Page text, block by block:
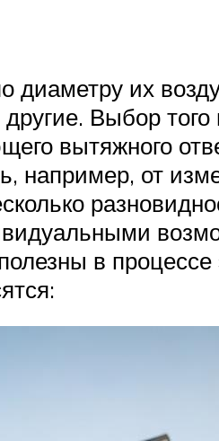
их
Выбор того
вытяжного
например, от
в